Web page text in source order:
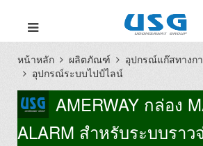
หน้าหลัก ผลิตภัณฑ์
อุปกรณ์แก๊สทางก
อุปกรณ์ระบบไปป์ไลน์
AMERWAY กล่อง
ALARM สำหรับระบบรา